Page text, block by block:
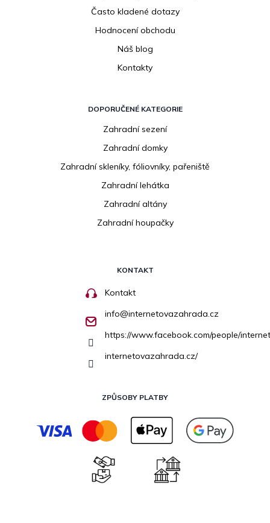
Často kladené dotazy
Hodnocení obchodu
Náš blog
Kontakty
DOPORUČENÉ KATEGORIE
Zahradní sezení
Zahradní domky
Zahradní skleníky, fóliovníky, pařeniště
Zahradní lehátka
Zahradní altány
Zahradní houpačky
KONTAKT
Kontakt
info@internetovazahrada.cz
https://www.facebook.com/people/
internetovazahrada.cz/
ZPŮSOBY PLATBY